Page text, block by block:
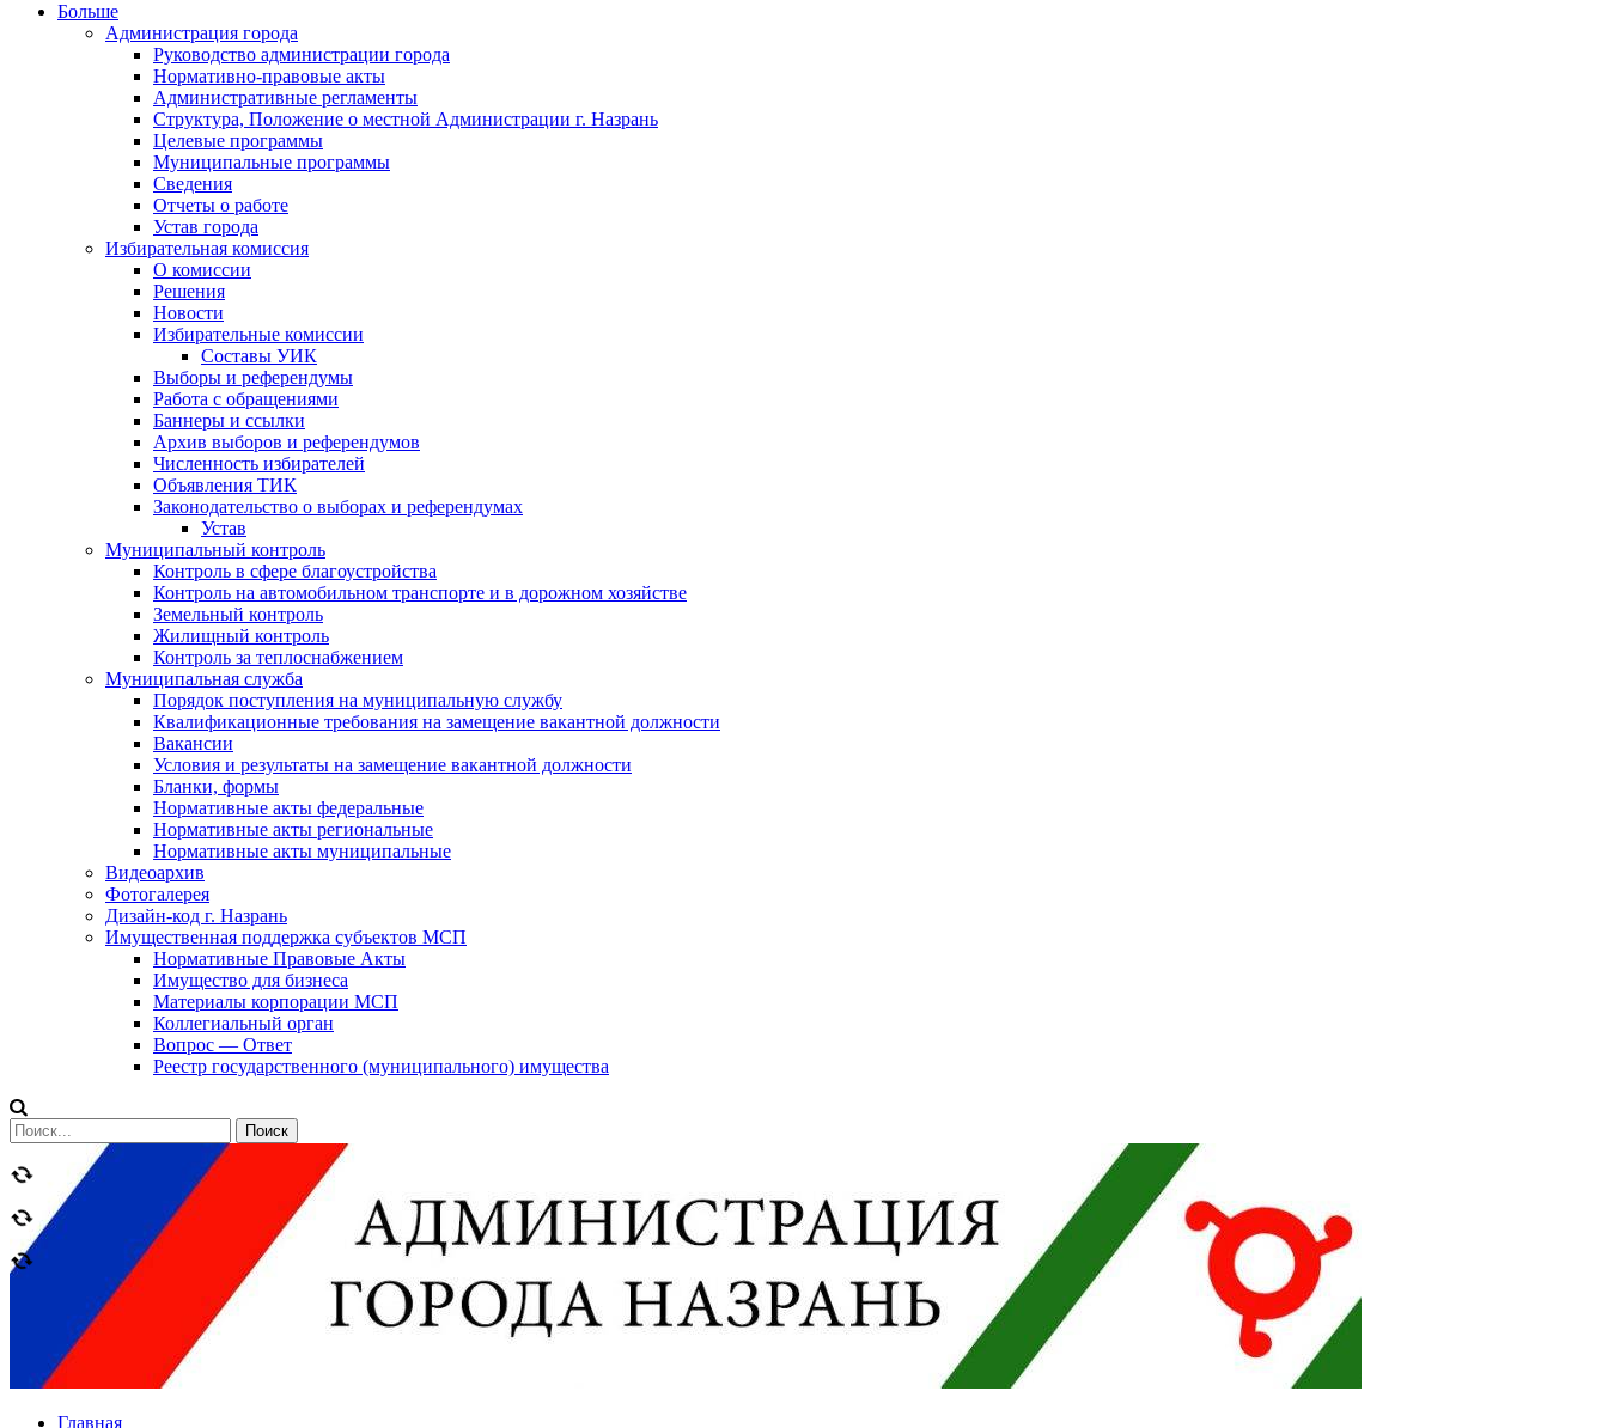
Больше
Администрация города
Руководство администрации города
Нормативно-правовые акты
Административные регламенты
Структура, Положение о местной Администрации г. Назрань
Целевые программы
Муниципальные программы
Сведения
Отчеты о работе
Устав города
Избирательная комиссия
О комиссии
Решения
Новости
Избирательные комиссии
Составы УИК
Выборы и референдумы
Работа с обращениями
Баннеры и ссылки
Архив выборов и референдумов
Численность избирателей
Объявления ТИК
Законодательство о выборах и референдумах
Устав
Муниципальный контроль
Контроль в сфере благоустройства
Контроль на автомобильном транспорте и в дорожном хозяйстве
Земельный контроль
Жилищный контроль
Контроль за теплоснабжением
Муниципальная служба
Порядок поступления на муниципальную службу
Квалификационные требования на замещение вакантной должности
Вакансии
Условия и результаты на замещение вакантной должности
Бланки, формы
Нормативные акты федеральные
Нормативные акты региональные
Нормативные акты муниципальные
Видеоархив
Фотогалерея
Дизайн-код г. Назрань
Имущественная поддержка субъектов МСП
Нормативные Правовые Акты
Имущество для бизнеса
Материалы корпорации МСП
Коллегиальный орган
Вопрос — Ответ
Реестр государственного (муниципального) имущества
Сообщений
категории
Теги
Главная